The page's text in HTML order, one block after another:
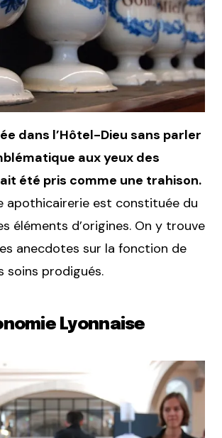
dans l’Hôtel-Dieu sans parler
aux yeux des
été pris comme une trahison.
apothicairerie est constituée du
éléments d’origines. On y trouve
anecdotes sur la fonction de
soins prodigués.
Lyonnaise